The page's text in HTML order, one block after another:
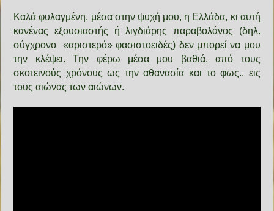
Καλά φυλαγμένη, μέσα στην ψυχή μου, η Ελλάδα, κι αυτή
κανένας εξουσιαστής ή λιγδιάρης παραβολάνος (δηλ.
σύγχρονο
«αριστερό» φασιστοειδές) δεν μπορεί να μου
την κλέψει. Την φέρω μέσα μου βαθιά, από τους
σκοτεινούς χρόνους ως την αθανασία και το φως.. εις
τους αιώνας των αιώνων.